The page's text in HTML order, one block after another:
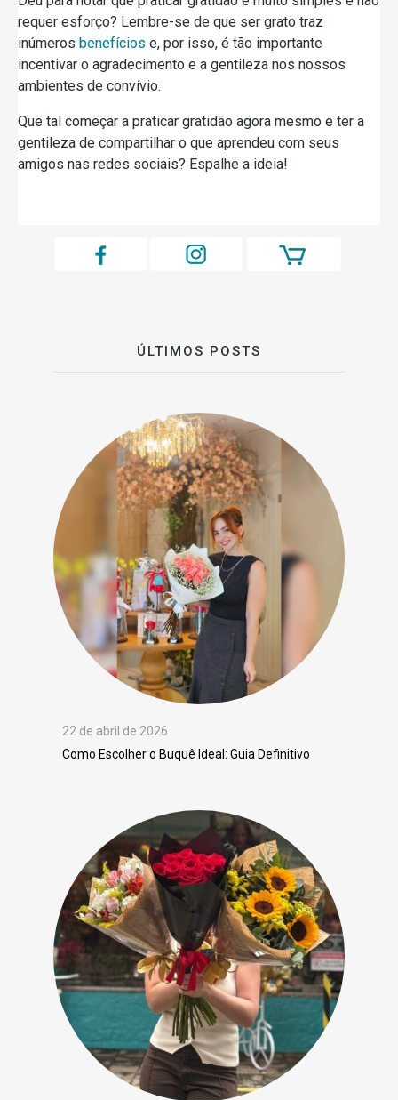
requer esforço? Lembre-se de que ser grato traz
inúmeros benefícios e, por isso, é tão importante
incentivar o agradecimento e a gentileza nos nossos
ambientes de convívio.
Que tal começar a praticar gratidão agora mesmo e ter a
gentileza de compartilhar o que aprendeu com seus
amigos nas redes sociais? Espalhe a ideia!
ÚLTIMOS POSTS
22 de abril de 2026
Como Escolher o Buquê Ideal: Guia Definitivo